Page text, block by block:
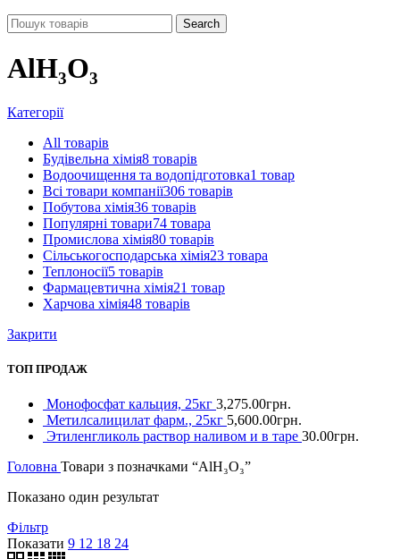
Search
AlH₃O₃
Категорії
All товарів
Будівельна хімія8 товарів
Водоочищення та водопідготовка1 товар
Всі товари компанії306 товарів
Побутова хімія36 товарів
Популярні товари74 товара
Промислова хімія80 товарів
Сільськогосподарська хімія23 товара
Теплоносії5 товарів
Фармацевтична хімія21 товар
Харчова хімія48 товарів
Закрити
ТОП ПРОДАЖ
Монофосфат кальция, 25кг 3,275.00грн.
Метилсалицилат фарм., 25кг 5,600.00грн.
Этиленгликоль раствор наливом и в таре 30.00грн.
Головна Товари з позначками “AlH₃O₃”
Показано один результат
Фільтр
Показати 9 12 18 24